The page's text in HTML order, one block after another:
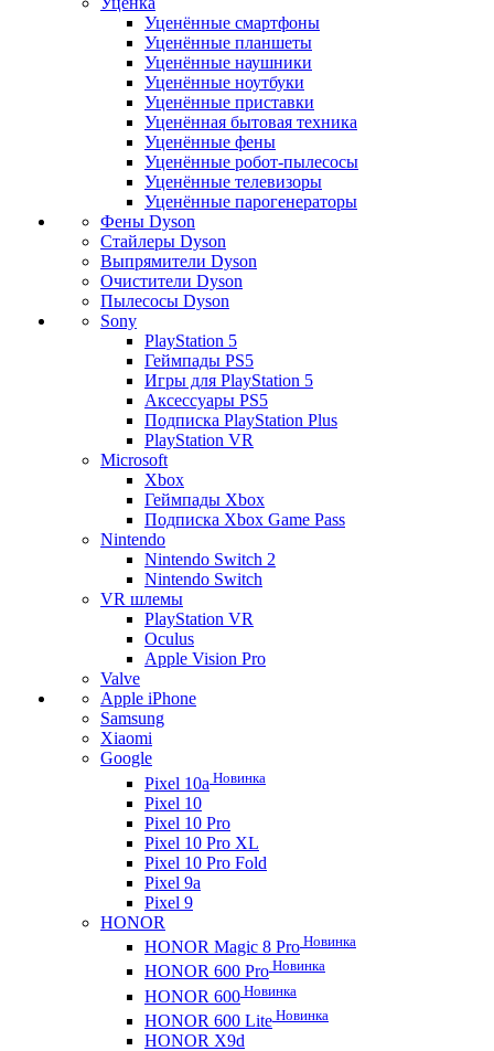
Уценённые смартфоны
Уценённые планшеты
Уценённые наушники
Уценённые ноутбуки
Уценённые приставки
Уценённая бытовая техника
Уценённые фены
Уценённые робот-пылесосы
Уценённые телевизоры
Уценённые парогенераторы
Фены Dyson
Стайлеры Dyson
Выпрямители Dyson
Очистители Dyson
Пылесосы Dyson
Sony
PlayStation 5
Геймпады PS5
Игры для PlayStation 5
Аксессуары PS5
Подписка PlayStation Plus
PlayStation VR
Microsoft
Xbox
Геймпады Xbox
Подписка Xbox Game Pass
Nintendo
Nintendo Switch 2
Nintendo Switch
VR шлемы
PlayStation VR
Oculus
Apple Vision Pro
Valve
Apple iPhone
Samsung
Xiaomi
Google
Pixel 10a Новинка
Pixel 10
Pixel 10 Pro
Pixel 10 Pro XL
Pixel 10 Pro Fold
Pixel 9a
Pixel 9
HONOR
HONOR Magic 8 Pro Новинка
HONOR 600 Pro Новинка
HONOR 600 Новинка
HONOR 600 Lite Новинка
HONOR X9d